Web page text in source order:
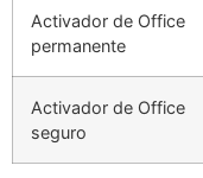
Activador de Office
permanente
Activador de Office
seguro